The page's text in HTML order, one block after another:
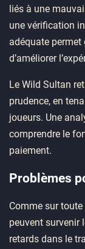
liés à une
une vérification
adéquate permet
d’améliorer
Le Wild Sultan
prudence, en
joueurs. Une
comprendre le
paiement.
Problèmes
Comme sur
peuvent survenir
retards dans le